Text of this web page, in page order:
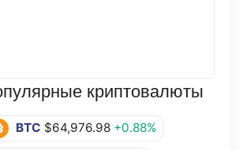
криптовалюты
BTC $64,976.98 +0.88%